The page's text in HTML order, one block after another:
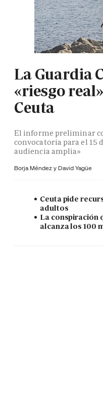
La Guardia
«riesgo
Ceuta
El informe preliminar
convocatoria para el 15
audiencia amplia»
Borja Méndez y David Yagüe
Ceuta pide
adultos
La conspiración
alcanza los 100